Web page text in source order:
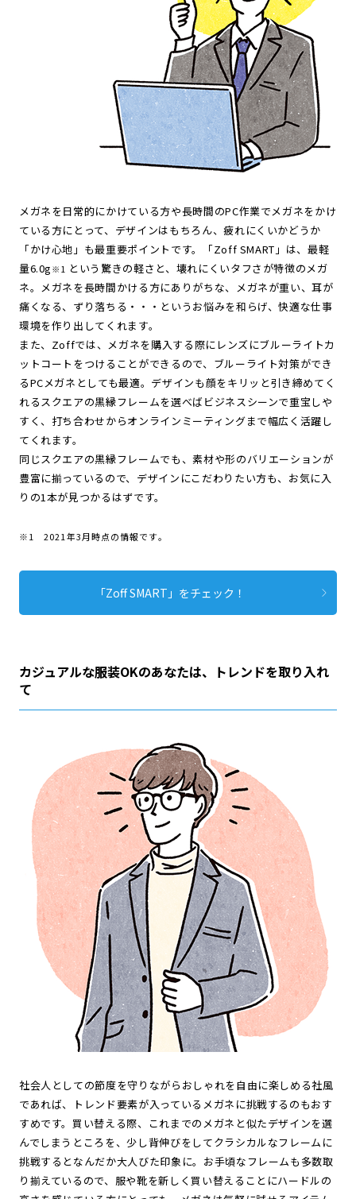
メガネを日常的にかけている方や長時間のPC作業でメガネをかけ
ている方にとって、デザインはもちろん、疲れにくいかどうか
「かけ心地」も最重要ポイントです。「Zoff SMART」は、最軽
量6.0g ※1 という驚きの軽さと、壊れにくいタフさが特徴のメガ
ネ。メガネを長時間かける方にありがちな、メガネが重い、耳が
痛くなる、ずり落ちる・・・というお悩みを和らげ、快適な仕事
環境を作り出してくれます。
また、Zoffでは、メガネを購入する際に レンズにブルーライトカ
ットコートをつけることができるので、ブルーライト対策ができ
るPCメガネとしても最適。デザインも顔をキリッと引き締めてく
れるスクエアの黒縁フレームを選べばビジネスシーンで重宝しや
すく、打ち合わせからオンラインミーティングまで幅広く活躍し
てくれます。
同じスクエアの黒縁フレームでも、素材や形のバリエーションが
豊富に揃っているので、デザインにこだわりたい方も、お気に入
りの1本が見つかるはずです。
※1 2021年3月時点の情報です。
「Zoff SMART」をチェック！
カジュアルな服装OKのあなたは、トレンドを取り入れ
て
社会人としての節度を守りながらおしゃれを自由に楽しめる社風
であれば、トレンド要素が入っているメガネに挑戦するのもおす
すめです。買い替える際、これまでのメガネと似たデザインを選
んでしまうところを、少し背伸びをしてクラシカルなフレームに
挑戦するとなんだか大人びた印象に。お手頃なフレームも多数取
り揃えているので、服や靴を新しく買い替えることにハードルの